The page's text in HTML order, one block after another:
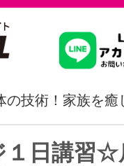
習いたいこ
クールを
の技術！家族を
１日講習☆